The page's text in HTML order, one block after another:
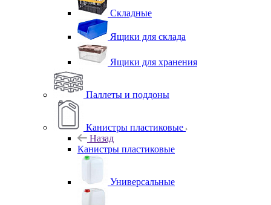
Складные
Ящики для склада
Ящики для хранения
Паллеты и поддоны
Канистры пластиковые
Назад
Канистры пластиковые
Универсальные